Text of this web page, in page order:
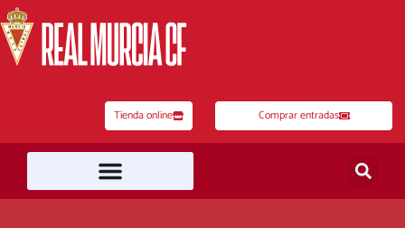
al
contenido
Tienda online Comprar entradas